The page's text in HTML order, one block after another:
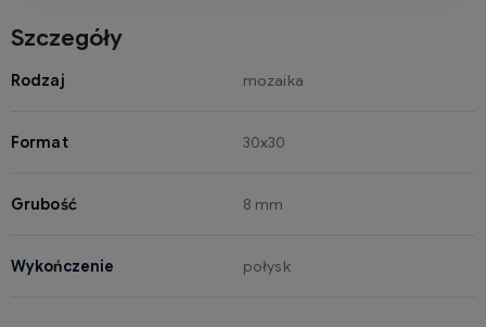
Szczegóły
Rodzaj mozaika
Format 30x30
Grubość 8 mm
Wykończenie połysk